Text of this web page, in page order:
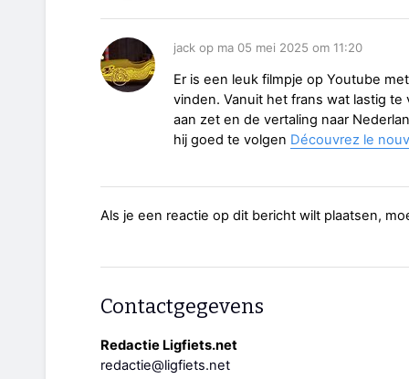
jack op ma 05 mei 2025 om 11:20
Er is een leuk filmpje op Youtube
vinden. Vanuit het frans wat lastig
aan zet en de vertaling naar
hij goed te volgen Découvrez le
Als je een reactie op dit bericht wilt plaatsen,
Contactgegevens
Redactie Ligfiets.net
redactie@ligfiets.net